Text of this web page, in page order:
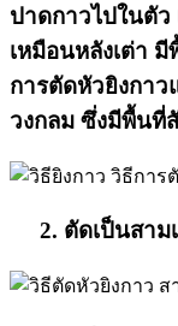
ปาดกาวไปในตัว
เหมือนหลังเต่า
การตัดหัวยิงกา
วงกลม ซึ่งมีพื้นที่
2. ตัดเป็นสาม